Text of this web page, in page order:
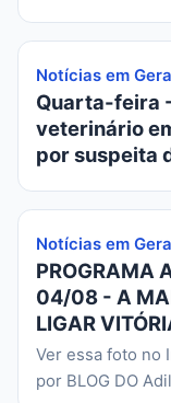
Notícias em
Quarta-feira
veterinário
por suspeita
Notícias em
PROGRAMA
04/08 - A
LIGAR
Ver essa foto no
por BLOG DO